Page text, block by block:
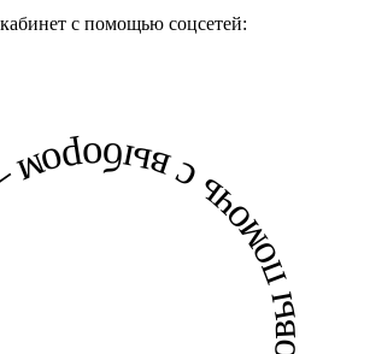
с помощью соцсетей: